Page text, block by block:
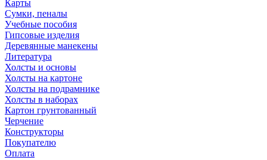
Карты
Сумки, пеналы
Учебные пособия
Гипсовые изделия
Деревянные манекены
Литература
Холсты и основы
Холсты на картоне
Холсты на подрамнике
Холсты в наборах
Картон грунтованный
Черчение
Конструкторы
Покупателю
Оплата